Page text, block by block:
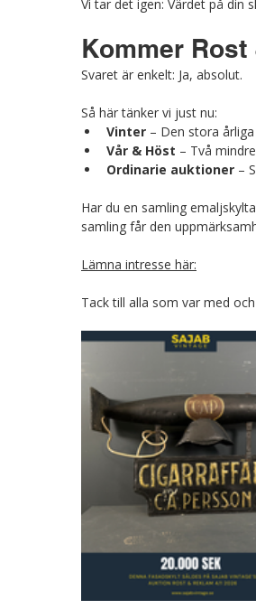
Vi tar det igen: Värdet på din
Kommer
Svaret är enkelt: Ja, absolut.
Så här tänker vi just nu:
Vinter – Den stora
Vår & Höst – Två
Ordinarie auktioner –
Har du en samling
samling får den
Lämna intresse här:
Tack till alla som var med